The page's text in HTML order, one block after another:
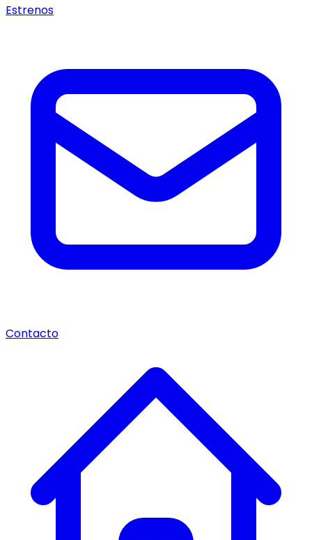
Estrenos
Contacto